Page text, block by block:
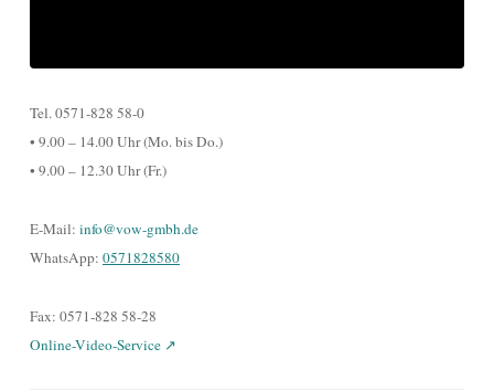
Tel. 0571-828 58-0
• 9.00 – 14.00 Uhr (Mo. bis Do.)
• 9.00 – 12.30 Uhr (Fr.)
E-Mail: info@vow-gmbh.de
WhatsApp: 0571828580
Fax: 0571-828 58-28
Online-Video-Service ↗